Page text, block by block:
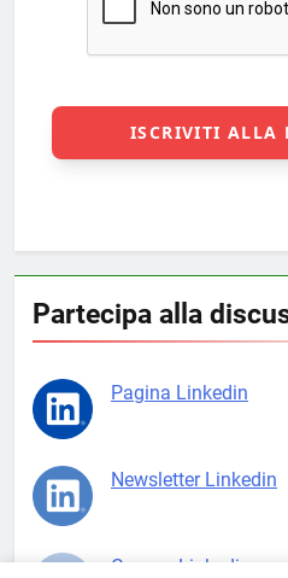
Partecipa alla
Pagina Linkedin
Newsletter Linkedin
Gruppo Linkedin